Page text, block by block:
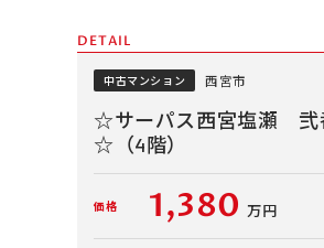
DETAIL
中古マンション 西宮市
☆サーパス西宮塩瀬 弐
☆（4階）
価格 1,380 万円